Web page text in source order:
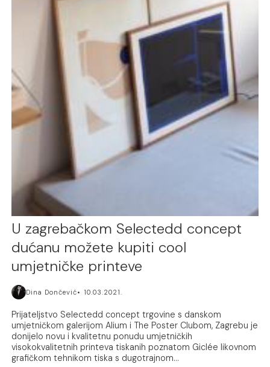
U zagrebačkom Selectedd concept
dućanu možete kupiti cool
umjetničke printeve
Dina Dončević 10.03.2021.
Prijateljstvo Selectedd concept trgovine s danskom
umjetničkom galerijom Alium i The Poster Clubom, Zagrebu je
donijelo novu i kvalitetnu ponudu umjetničkih
visokokvalitetnih printeva tiskanih poznatom Giclée likovnom
grafičkom tehnikom tiska s dugotrajnom...